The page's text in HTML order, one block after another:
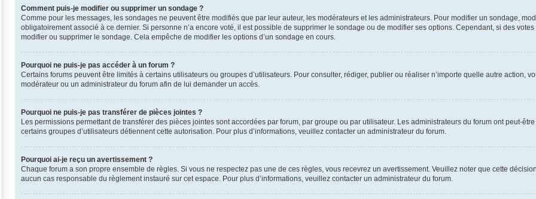
Comment puis-je modifier ou supprimer un sondage ?
Comme pour les messages, les sondages ne peuvent être modifiés que par leur auteur, les modérateurs et les administrateurs. Pour modifier un sondage,
obligatoirement associé à ce dernier. Si personne n’a encore voté, il est possible de supprimer le sondage ou de modifier ses options. Cependant, si des
modifier ou supprimer le sondage. Cela empêche de modifier les options d’un sondage en cours.
Pourquoi ne puis-je pas accéder à un forum ?
Certains forums peuvent être limités à certains utilisateurs ou groupes d’utilisateurs. Pour consulter, rédiger, publier ou réaliser n’importe quelle autre action,
modérateur ou un administrateur du forum afin de lui demander un accès.
Pourquoi ne puis-je pas transférer de pièces jointes ?
Les permissions permettant de transférer des pièces jointes sont accordées par forum, par groupe ou par utilisateur. Les administrateurs du forum ont peut-
certains groupes d’utilisateurs détiennent cette autorisation. Pour plus d’informations, veuillez contacter un administrateur du forum.
Pourquoi ai-je reçu un avertissement ?
Chaque forum a son propre ensemble de règles. Si vous ne respectez pas une de ces règles, vous recevrez un avertissement. Veuillez noter que cette
aucun cas responsable du règlement instauré sur cet espace. Pour plus d’informations, veuillez contacter un administrateur du forum.